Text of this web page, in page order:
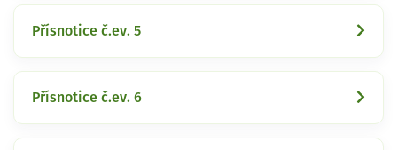
Přísnotice č.ev. 5
Přísnotice č.ev. 6